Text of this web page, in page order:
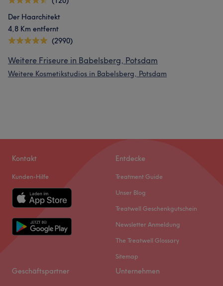
Der Haarchitekt
4,8 Km entfernt
(2990)
Weitere Friseure in Babelsberg, Potsdam
Weitere Kosmetikstudios in Babelsberg, Potsdam
Kontakt
Kunden-Hilfe
Entdecke
Treatment Guide
Unser Blog
Treatwell Geschenkgutschein
Newsletter Anmeldung
The Treatwell Glossary
Sitemap
Geschäftspartner Unternehmen